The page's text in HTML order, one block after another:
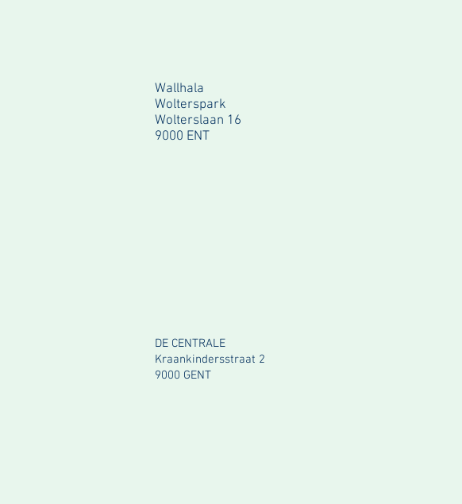
Wallhala
Wolterspark
Wolterslaan 16
9000 ENT
DE CENTRALE
Kraankindersstraat 2
9000 GENT